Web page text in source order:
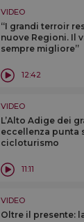
VIDEO
“I grandi terroir
nuove Regioni. Il
sempre migliore”
12:42
VIDEO
L’Alto Adige dei
eccellenza punta
cicloturismo
11:11
VIDEO
Oltre il presente: